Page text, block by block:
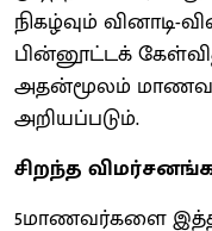
நிகழ்வும் வினாடி-
பின்னூட்டக்
அதன்மூலம்
அறியப்படும்.
சிறந்த
5மாணவர்களை